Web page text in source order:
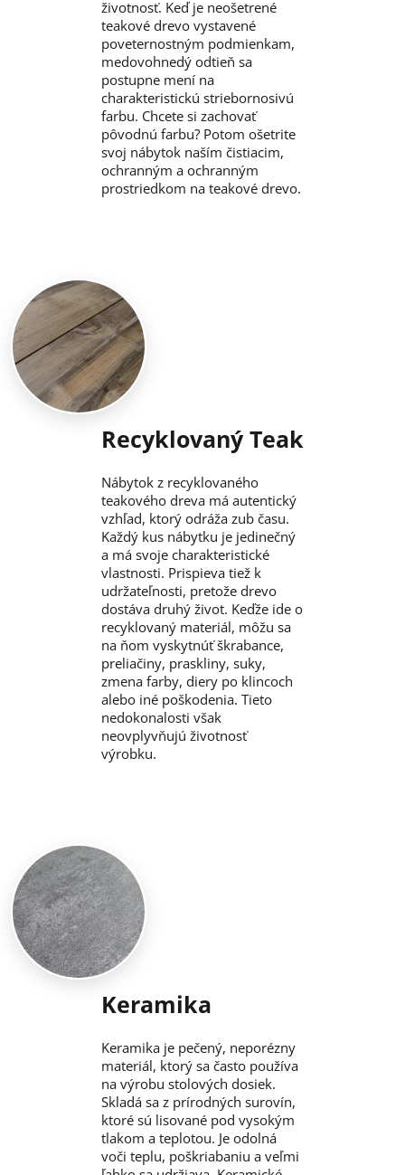
životnosť. Keď je neošetrené
teakové drevo vystavené
poveternostným podmienkam,
medovohnedý odtieň sa
postupne mení na
charakteristickú striebornosivú
farbu. Chcete si zachovať
pôvodnú farbu? Potom ošetrite
svoj nábytok naším čistiacim,
ochranným a ochranným
prostriedkom na teakové drevo.
Recyklovaný Teak
Nábytok z recyklovaného
teakového dreva má autentický
vzhľad, ktorý odráža zub času.
Každý kus nábytku je jedinečný
a má svoje charakteristické
vlastnosti. Prispieva tiež k
udržateľnosti, pretože drevo
dostáva druhý život. Keďže ide o
recyklovaný materiál, môžu sa
na ňom vyskytnúť škrabance,
preliačiny, praskliny, suky,
zmena farby, diery po klincoch
alebo iné poškodenia. Tieto
nedokonalosti však
neovplyvňujú životnosť
výrobku.
Keramika
Keramika je pečený, neporézny
materiál, ktorý sa často používa
na výrobu stolových dosiek.
Skladá sa z prírodných surovín,
ktoré sú lisované pod vysokým
tlakom a teplotou. Je odolná
voči teplu, poškriabaniu a veľmi